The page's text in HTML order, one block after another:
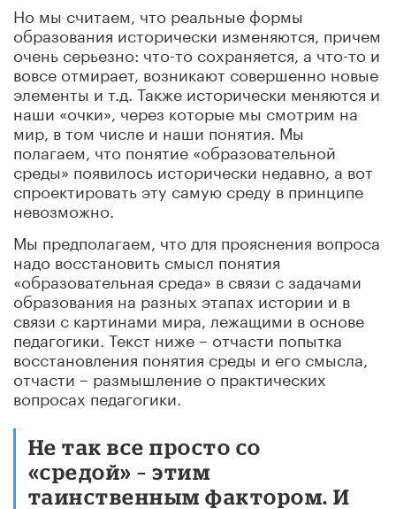
Но мы считаем, что реальные формы
образования исторически изменяются, причем
очень серьезно: что-то сохраняется, а что-то и
вовсе отмирает, возникают совершенно новые
элементы и т.д. Также исторически меняются и
наши «очки», через которые мы смотрим на
мир, в том числе и наши понятия. Мы
полагаем, что понятие «образовательной
среды» появилось исторически недавно, а вот
спроектировать эту самую среду в принципе
невозможно.
Мы предполагаем, что для прояснения вопроса
надо восстановить смысл понятия
«образовательная среда» в связи с задачами
образования на разных этапах истории и в
связи с картинами мира, лежащими в основе
педагогики. Текст ниже – отчасти попытка
восстановления понятия среды и его смысла,
отчасти – размышление о практических
вопросах педагогики.
Не так все просто со
«средой» – этим
таинственным фактором. И